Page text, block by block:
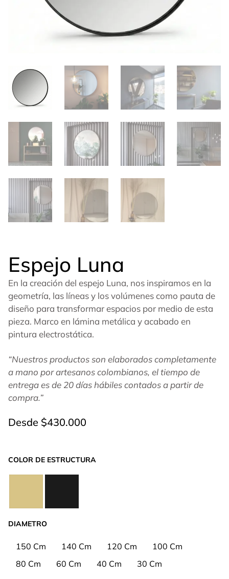
Espejo Luna
En la creación del espejo Luna, nos inspiramos en la
geometría, las líneas y los volúmenes como pauta de
diseño para transformar espacios por medio de esta
pieza. Marco en lámina metálica y acabado en
pintura electrostática.
“Nuestros productos son elaborados completamente
a mano por artesanos colombianos, el tiempo de
entrega es de 20 días hábiles contados a partir de
compra.”
Desde $430.000
COLOR DE ESTRUCTURA
DIAMETRO
150 Cm 140 Cm 120 Cm
100 Cm
80 Cm
60 Cm 40 Cm 30 Cm